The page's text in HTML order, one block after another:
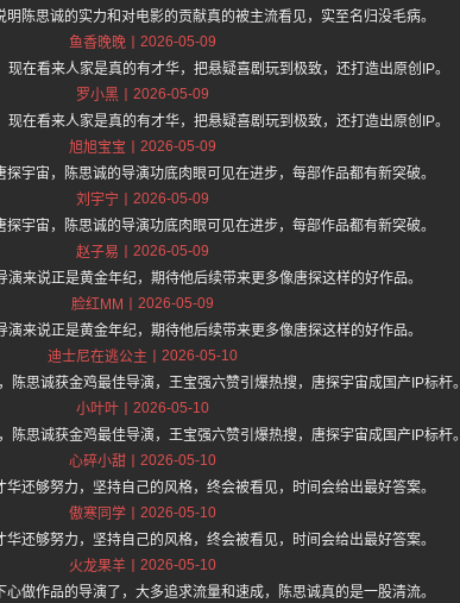
陈思诚的实力和对电影的贡献真的被主流看见，实至名归没毛病。
鱼香晚晚
2026-05-09
现在看来人家是真的有才华，把悬疑喜剧玩到极致，还打造出原创IP。
罗小黑
2026-05-09
现在看来人家是真的有才华，把悬疑喜剧玩到极致，还打造出原创IP。
旭旭宝宝
2026-05-09
宇宙，陈思诚的导演功底肉眼可见在进步，每部作品都有新突破。
刘宇宁
2026-05-09
宇宙，陈思诚的导演功底肉眼可见在进步，每部作品都有新突破。
赵子易
2026-05-09
来说正是黄金年纪，期待他后续带来更多像唐探这样的好作品。
脸红MM
2026-05-09
来说正是黄金年纪，期待他后续带来更多像唐探这样的好作品。
迪士尼在逃公主
2026-05-10
陈思诚获金鸡最佳导演，王宝强六赞引爆热搜，唐探宇宙成国产IP标杆。
小叶叶
2026-05-10
陈思诚获金鸡最佳导演，王宝强六赞引爆热搜，唐探宇宙成国产IP标杆。
心碎小甜
2026-05-10
还够努力，坚持自己的风格，终会被看见，时间会给出最好答案。
傲寒同学
2026-05-10
还够努力，坚持自己的风格，终会被看见，时间会给出最好答案。
火龙果羊
2026-05-10
做作品的导演了，大多追求流量和速成，陈思诚真的是一股清流。